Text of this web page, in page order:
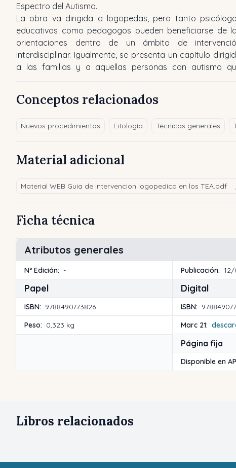
Espectro del Autismo.
La obra va dirigida a logopedas, pero tanto
educativos como pedagogos pueden beneficiarse de
orientaciones dentro de un ámbito de
interdisciplinar. Igualmente, se presenta un capítulo
a las familias y a aquellas personas con autismo
Conceptos relacionados
Nuevos procedimientos Eitología Técnicas generales
Material adicional
Material WEB Guia de intervencion logopedica en los TEA.pdf
Ficha técnica
Atributos generales
Nº Edición: - Publicación:
Papel
ISBN: 9788490773826
Peso: 0,323 kg
Digital
ISBN:
Marc 21:
Página fija
Disponible en
Libros relacionados